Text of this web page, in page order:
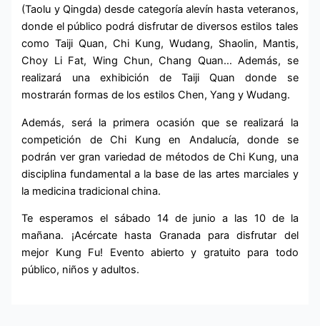
(Taolu y Qingda) desde categoría alevín hasta veteranos,
donde el público podrá disfrutar de diversos estilos tales
como Taiji Quan, Chi Kung, Wudang, Shaolin, Mantis,
Choy Li Fat, Wing Chun, Chang Quan… Además, se
realizará una exhibición de Taiji Quan donde se
mostrarán formas de los estilos Chen, Yang y Wudang.
Además, será la primera ocasión que se realizará la
competición de Chi Kung en Andalucía, donde se
podrán ver gran variedad de métodos de Chi Kung, una
disciplina fundamental a la base de las artes marciales y
la medicina tradicional china.
Te esperamos el sábado 14 de junio a las 10 de la
mañana. ¡Acércate hasta Granada para disfrutar del
mejor Kung Fu! Evento abierto y gratuito para todo
público, niños y adultos.